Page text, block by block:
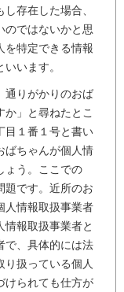
存在した場合、
のではないかと思
を特定できる情報
います。
通りがかりのおば
」と尋ねたとこ
目１番１号と書い
ばちゃんが個人情
ょう。ここでの
題です。近所のお
人情報取扱事業者
報取扱事業者と
で、具体的には法
扱っている個人
けられても仕方が